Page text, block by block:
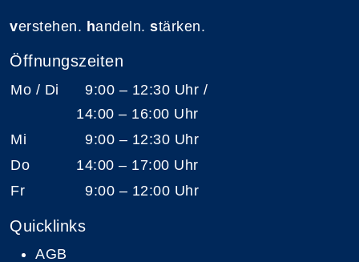
verstehen. handeln. stärken.
Öffnungszeiten
Mo / Di
9:00 – 12:30 Uhr /
14:00 – 16:00 Uhr
Mi
9:00 – 12:30 Uhr
Do
14:00 – 17:00 Uhr
Fr
9:00 – 12:00 Uhr
Quicklinks
AGB